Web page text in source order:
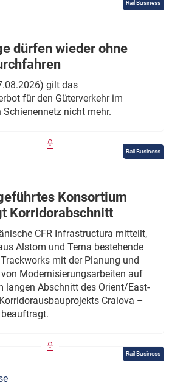
Rail Business
dürfen wieder ohne
gilt das
für den Güterverkehr im
Schienennetz nicht mehr.
Rail Business
Konsortium
Korridorabschnitt
CFR Infrastructura mitteilt,
Alstom und Terna bestehende
mit der Planung und
Modernisierungsarbeiten auf
langen Abschnitt des Orient/East-
Craiova –
Rail Business